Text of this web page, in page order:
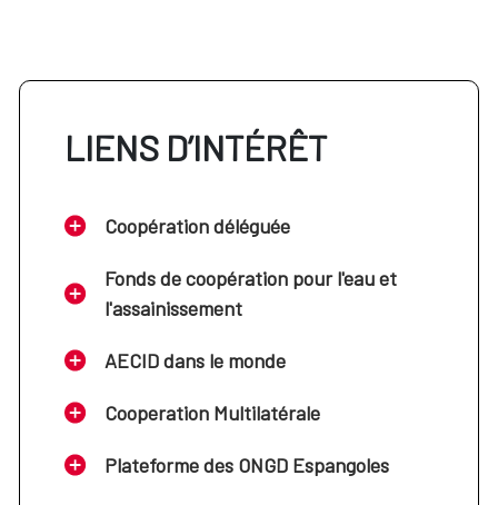
LIENS D’INTÉRÊT
Coopération déléguée
Fonds de coopération pour l'eau et
l'assainissement
AECID dans le monde
Cooperation Multilatérale
Plateforme des ONGD Espangoles